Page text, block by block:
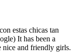
estas chicas tan
It has been a
nice and friendly girls.